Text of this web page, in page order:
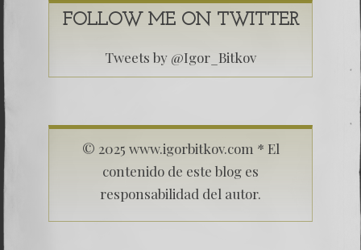
FOLLOW ME ON TWITTER
Tweets by @Igor_Bitkov
© 2025 www.igorbitkov.com * El
contenido de este blog es
responsabilidad del autor.